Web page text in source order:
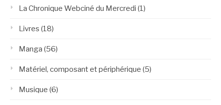
La Chronique Webciné du Mercredi (1)
Livres (18)
Manga (56)
Matériel, composant et périphérique (5)
Musique (6)